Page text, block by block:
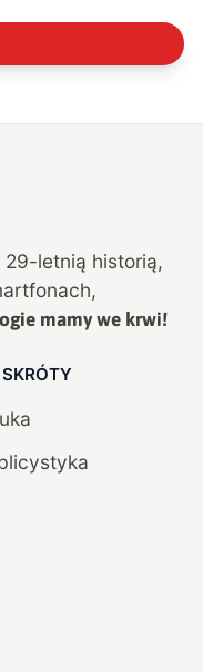
29-letnią historią,
mamy we krwi!